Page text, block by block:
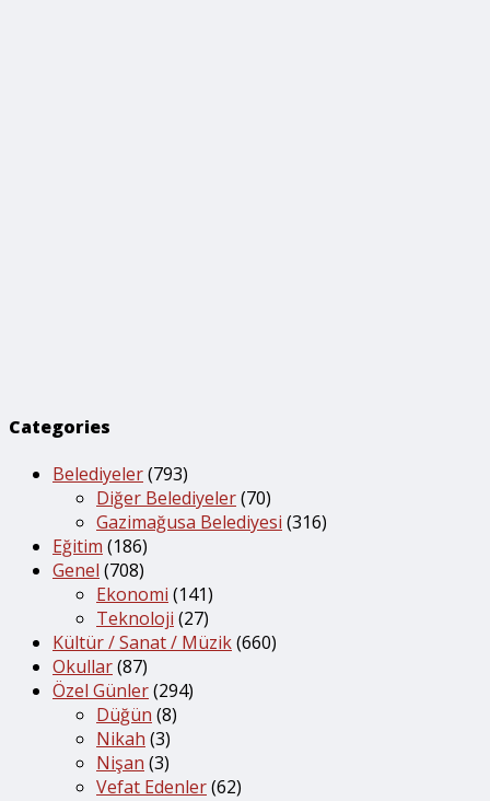
Categories
Belediyeler(793)
Diğer Belediyeler(70)
Gazimağusa Belediyesi (316)
Eğitim (186)
Genel (708)
Ekonomi (141)
Teknoloji (27)
Kültür / Sanat / Müzik(660)
Okullar(87)
Özel Günler(294)
Düğün (8)
Nikah (3)
Nişan (3)
Vefat Edenler(62)